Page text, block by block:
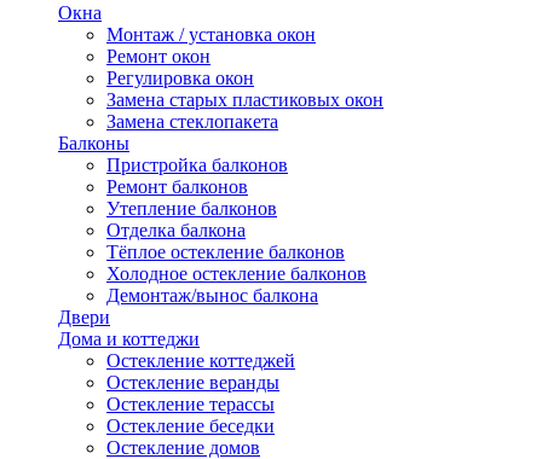
Окна
Монтаж / установка окон
Ремонт окон
Регулировка окон
Замена старых пластиковых окон
Замена стеклопакета
Балконы
Пристройка балконов
Ремонт балконов
Утепление балконов
Отделка балкона
Тёплое остекление балконов
Холодное остекление балконов
Демонтаж/вынос балкона
Двери
Дома и коттеджи
Остекление коттеджей
Остекление веранды
Остекление терассы
Остекление беседки
Остекление домов